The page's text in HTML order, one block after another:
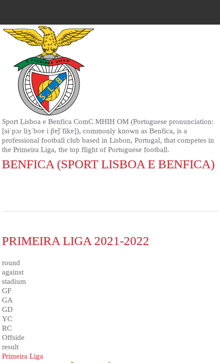
Sport Lisboa e Benfica ComC MHIH OM (Portuguese pronunciation:
[sɨˈpɔɾ liʒˈboɐ i βɐ̃jˈfikɐ]), commonly known as Benfica, is a
professional football club based in Lisbon, Portugal, that competes in
the Primeira Liga, the top flight of Portuguese football.
BENFICA (SPORT LISBOA E BENFICA)
PRIMEIRA LIGA 2021-2022
round
against
stadium
GF
GA
GD
YC
RC
Offside
result
Primeira Liga